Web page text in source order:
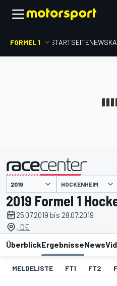
FORMEL 1 STARTSEITENEWS
HOCKENHEIM
2019 Formel 1
25.07.2019 bis 28.07.2019
, DE
ÜberblickErgebnisseNews
MELDELISTE FT1 FT2